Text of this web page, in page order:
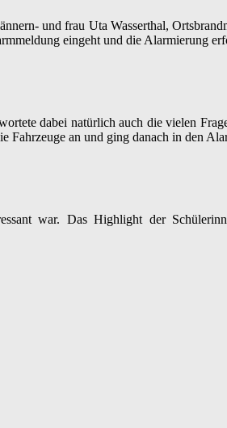
und frau Uta Wasserthal,
eingeht und die Alarmierung
dabei natürlich auch die vielen
Fahrzeuge an und ging danach in den
war. Das Highlight der